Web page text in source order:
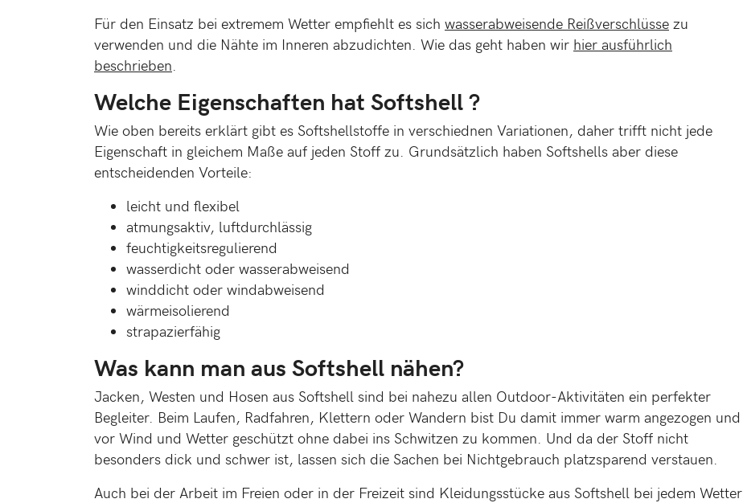
Für den Einsatz bei extremem Wetter empfiehlt es sich wasserabweisende Reißverschlüsse zu
verwenden und die Nähte im Inneren abzudichten. Wie das geht haben wir hier ausführlich
beschrieben.
Welche Eigenschaften hat Softshell ?
Wie oben bereits erklärt gibt es Softshellstoffe in verschiednen Variationen, daher trifft nicht jede
Eigenschaft in gleichem Maße auf jeden Stoff zu. Grundsätzlich haben Softshells aber diese
entscheidenden Vorteile:
leicht und flexibel
atmungsaktiv, luftdurchlässig
feuchtigkeitsregulierend
wasserdicht oder wasserabweisend
winddicht oder windabweisend
wärmeisolierend
strapazierfähig
Was kann man aus Softshell nähen?
Jacken, Westen und Hosen aus Softshell sind bei nahezu allen Outdoor-Aktivitäten ein perfekter
Begleiter. Beim Laufen, Radfahren, Klettern oder Wandern bist Du damit immer warm angezogen und
vor Wind und Wetter geschützt ohne dabei ins Schwitzen zu kommen. Und da der Stoff nicht
besonders dick und schwer ist, lassen sich die Sachen bei Nichtgebrauch platzsparend verstauen.
Auch bei der Arbeit im Freien oder in der Freizeit sind Kleidungsstücke aus Softshell bei jedem Wetter